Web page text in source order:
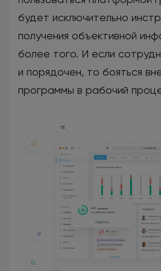
будет исключительно
получения объективной
более того. И если
и порядочен, то бояться
программы в рабочий